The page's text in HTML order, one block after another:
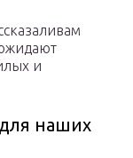
и
наших